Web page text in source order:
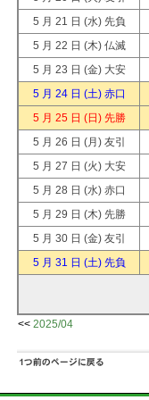
5 月 21 日 (水) 先負
5 月 22 日 (木) 仏滅
5 月 23 日 (金) 大安
5 月 24 日 (土) 赤口
5 月 25 日 (日) 先勝
5 月 26 日 (月) 友引
5 月 27 日 (火) 大安
5 月 28 日 (水) 赤口
5 月 29 日 (木) 先勝
5 月 30 日 (金) 友引
5 月 31 日 (土) 先負
<< 2025/04